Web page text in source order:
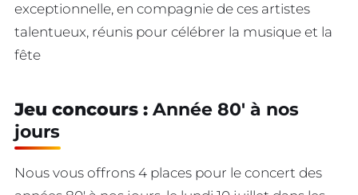
exceptionnelle, en compagnie de ces artistes
talentueux, réunis pour célébrer la musique et la
fête
Jeu concours : Année 80′ à nos
jours
Nous vous offrons 4 places pour le concert des